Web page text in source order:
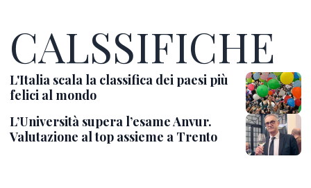
CALSSIFICHE
L'Italia scala la classifica dei paesi più
felici al mondo
L’Università supera l’esame Anvur.
Valutazione al top assieme a Trento